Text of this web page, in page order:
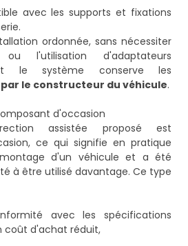
avec les supports et fixations
ordonnée, sans nécessiter
l'utilisation d'adaptateurs
et le système conserve les
le constructeur du véhicule.
d'occasion
assistée proposé est
ce qui signifie en pratique
d'un véhicule et a été
à être utilisé davantage. Ce type
avec les spécifications
coût d'achat réduit,